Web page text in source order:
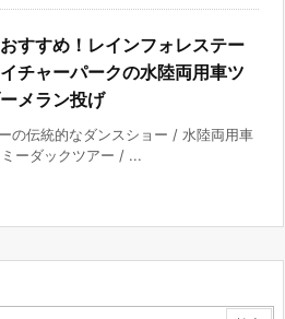
すすめ！レインフォレステー
チャーパークの水陸両用車ツ
メラン投げ
の伝統的なダンスショー / 水陸両用車
ーダックツアー / ...